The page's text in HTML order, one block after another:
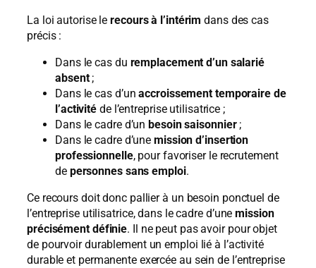
La loi autorise lerecours à l’intérim dans des cas
précis :
Dans le cas du remplacement d’un salarié
absent;
Dans le cas d’unaccroissement temporaire de
l’activité de l’entreprise utilisatrice ;
Dans le cadre d’un besoin saisonnier;
Dans le cadre d’une mission d’insertion
professionnelle, pour favoriser le recrutement
de personnes sans emploi.
Ce recours doit donc pallier à un besoin ponctuel de
l’entreprise utilisatrice, dans le cadre d’unemission
précisément définie. Il ne peut pas avoir pour objet
de pourvoir durablement un emploi lié à l’activité
durable et permanente exercée au sein de l’entreprise